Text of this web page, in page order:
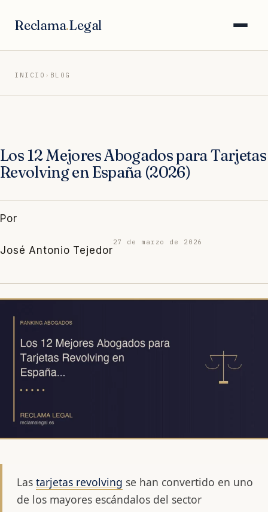
Reclama.Legal
INICIO › BLOG
Los 12 Mejores Abogados para Tarjetas
Revolving en España (2026)
Por
José Antonio Tejedor
27 de marzo de 2026
Las tarjetas revolving se han convertido en uno
de los mayores escándalos del sector